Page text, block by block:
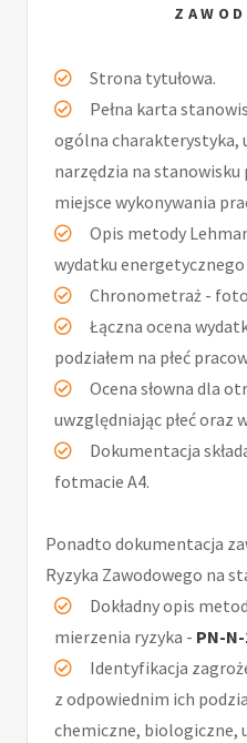
Strona tytułowa.
Pełna karta
ogólna charakterystyka,
narzędzia na stanowisku
miejsce wykonywania
Opis metody
wydatku energetycznego
Chronometraż -
Łączna ocena
podziałem na płeć
Ocena słowna dla
uwzględniając płeć oraz
Dokumentacja
fotmacie A4.
Ponadto dokumentacja
Ryzyka Zawodowego na
Dokładny opis
mierzenia ryzyka - PN-
Identyfikacja
z odpowiednim ich
chemiczne, biologiczne,